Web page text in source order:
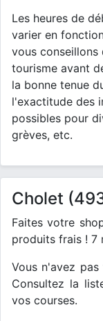
Les heures de
varier en
vous
tourisme avant
la bonne tenue
l'exactitude des
possibles pour
grèves, etc.
Cholet
Faites votre
produits frais ! 7
Vous n'avez
Consultez la
vos courses.